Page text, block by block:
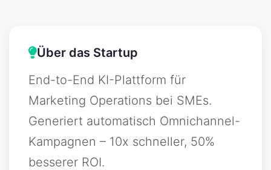
Über das Startup
End-to-End KI-Plattform für
Marketing Operations bei SMEs.
Generiert automatisch Omnichannel-
Kampagnen – 10x schneller, 50%
besserer ROI.